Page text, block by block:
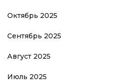
Октябрь 2025
Сентябрь 2025
Август 2025
Июль 2025